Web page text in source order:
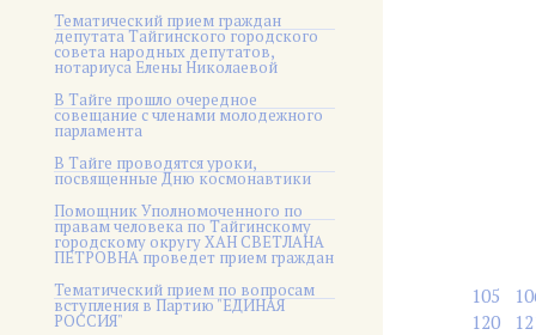
Тематический прием граждан
депутата Тайгинского городского
совета народных депутатов,
нотариуса Елены Николаевой
В Тайге прошло очередное
совещание с членами молодежного
парламента
В Тайге проводятся уроки,
посвященные Дню космонавтики
Помощник Уполномоченного по
правам человека по Тайгинскому
городскому округу ХАН СВЕТЛАНА
ПЕТРОВНА проведет прием граждан
Тематический прием по вопросам
вступления в Партию "ЕДИНАЯ
РОССИЯ"
105
120